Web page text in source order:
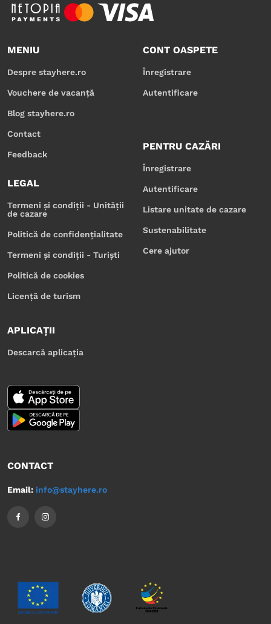
MENIU
Despre stayhere.ro
Vouchere de vacanță
Blog stayhere.ro
Contact
Feedback
LEGAL
Termeni și condiții - Unității
de cazare
Politică de confidențialitate
Termeni și condiții - Turiști
Politică de cookies
Licență de turism
CONT OASPETE
Înregistrare
Autentificare
PENTRU CAZĂRI
Înregistrare
Autentificare
Listare unitate de cazare
Sustenabilitate
Cere ajutor
APLICAȚII
Descarcă aplicația
CONTACT
Email: info@stayhere.ro